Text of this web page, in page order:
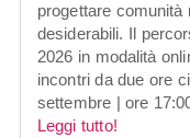
progettare
desiderabili. Il
2026 in modalità
incontri da due ore
settembre | ore
Leggi tutto!